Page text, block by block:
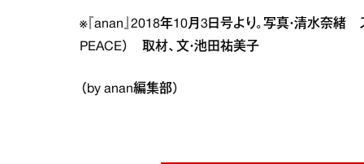
※『anan』2018年10月3日号より。写真・清水奈緒
PEACE） 取材、文・池田祐美子
（by anan編集部）